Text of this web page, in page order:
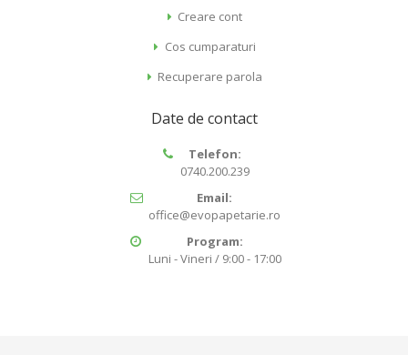
Creare cont
Cos cumparaturi
Recuperare parola
Date de contact
Telefon:
0740.200.239
Email:
office@evopapetarie.ro
Program:
Luni - Vineri / 9:00 - 17:00